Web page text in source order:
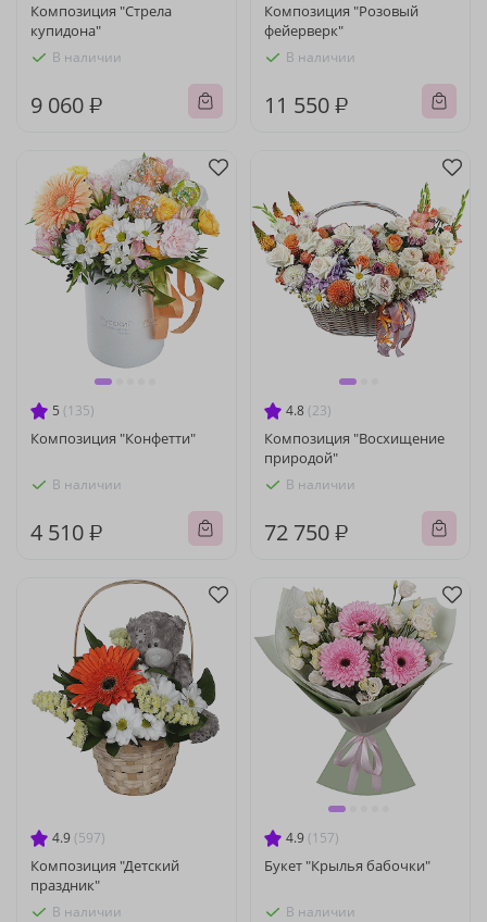
Композиция "Стрела
купидона"
В наличии
9 060 ₽
Композиция "Розовый
фейерверк"
В наличии
11 550 ₽
5 (135)
Композиция "Конфетти"
В наличии
4 510 ₽
4.8 (23)
Композиция "Восхищение
природой"
В наличии
72 750 ₽
4.9 (597)
Композиция "Детский
праздник"
В наличии
4.9 (157)
Букет "Крылья бабочки"
В наличии